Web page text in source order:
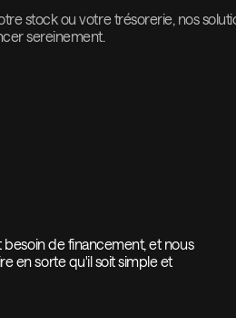
stock ou votre trésorerie, nos
sereinement.
besoin de financement, et nous
en sorte qu'il soit simple et